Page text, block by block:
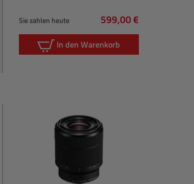
Sie zahlen heute
Regulärer Preis:
599,00 €
In den Warenkorb